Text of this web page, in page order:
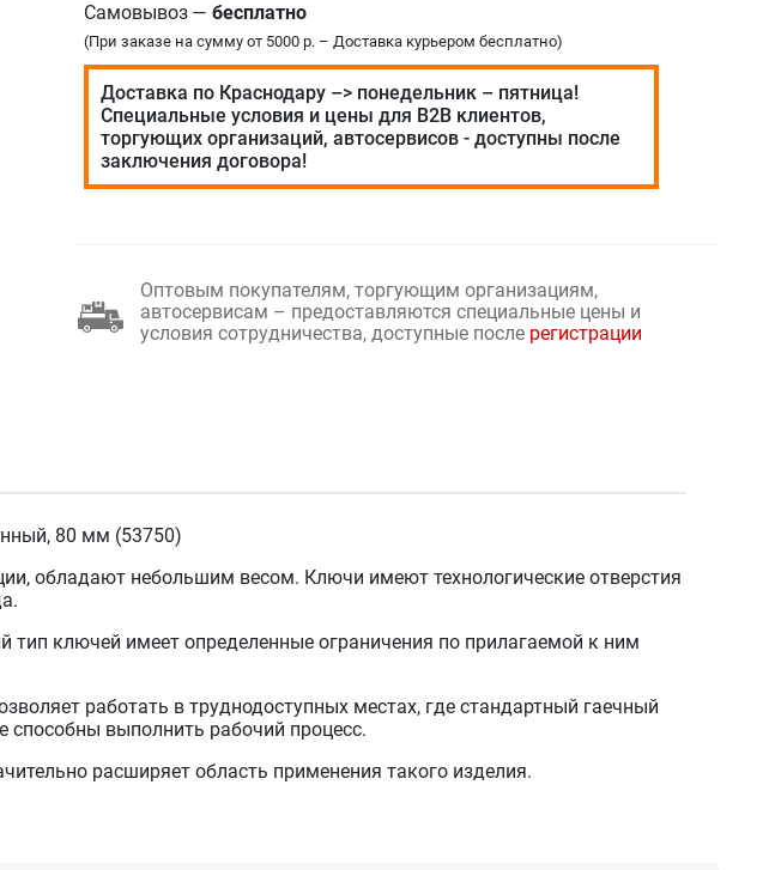
Самовывоз —бесплатно
(При заказе на сумму от 5000 р. – Доставка курьером бесплатно)
Доставка по Краснодару –> понедельник – пятница!
Специальные условия и цены для В2В клиентов,
торгующих организаций, автосервисов - доступны после
заключения договора!
Оптовым покупателям, торгующим организациям,
автосервисам – предоставляются специальные цены и
условия сотрудничества, доступные после регистрации
80 мм (53750)
обладают небольшим весом. Ключи имеют технологические отверстия
тип ключей имеет определенные ограничения по прилагаемой к ним
работать в труднодоступных местах, где стандартный гаечный
способны выполнить рабочий процесс.
расширяет область применения такого изделия.